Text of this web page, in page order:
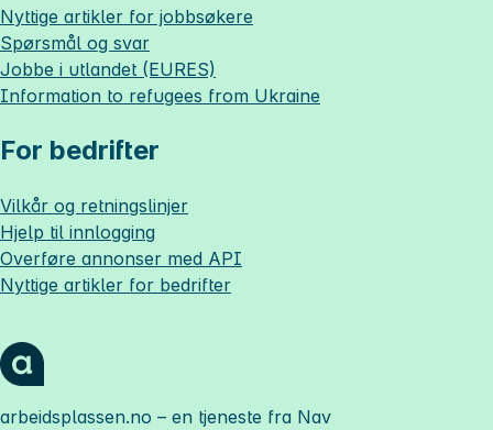
Nyttige artikler for jobbsøkere
Spørsmål og svar
Jobbe i utlandet (EURES)
Information to refugees from Ukraine
For bedrifter
Vilkår og retningslinjer
Hjelp til innlogging
Overføre annonser med API
Nyttige artikler for bedrifter
arbeidsplassen.no – en tjeneste fra Nav